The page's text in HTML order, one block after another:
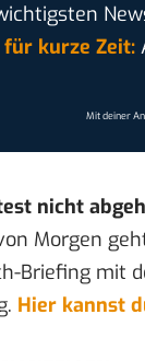
für kurze Zeit:
Mit deiner
nicht
Morgen
Briefing mit
Hier kannst